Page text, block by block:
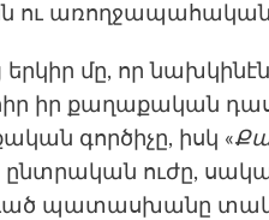
ու առողջապահական
երկիր մը, որ
իր քաղաքական
գործիչը, իսկ «
ուժը,
պատասխանը